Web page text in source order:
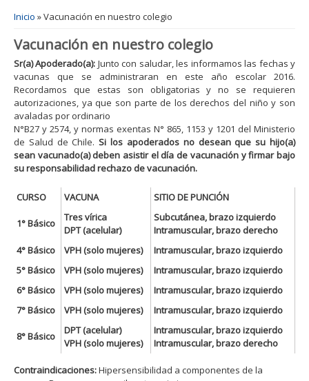
Inicio » Vacunación en nuestro colegio
Vacunación en nuestro colegio
Sr(a) Apoderado(a): Junto con saludar, les informamos las fechas y
vacunas que se administraran en este año escolar 2016.
Recordamos que estas son obligatorias y no se requieren
autorizaciones, ya que son parte de los derechos del niño y son
avaladas por ordinario
N°B27 y 2574, y normas exentas N° 865, 1153 y 1201 del Ministerio
de Salud de Chile.Si los apoderados no desean que su hijo(a)
sean vacunado(a) deben asistir el día de vacunación y firmar bajo
su responsabilidad rechazo de vacunación.
CURSO VACUNA SITIO DE PUNCIÓN
1° Básico
Tres vírica
DPT (acelular)
Subcutánea, brazo izquierdo
Intramuscular, brazo derecho
4° Básico
VPH (solo mujeres)
Intramuscular, brazo izquierdo
5° Básico
VPH (solo mujeres)
Intramuscular, brazo izquierdo
6° Básico
VPH (solo mujeres)
Intramuscular, brazo izquierdo
7° Básico
VPH (solo mujeres) Intramuscular, brazo izquierdo
8° Básico
DPT (acelular)
VPH (solo mujeres)
Intramuscular, brazo izquierdo
Intramuscular, brazo derecho
Contraindicaciones:Hipersensibilidad a componentes de la